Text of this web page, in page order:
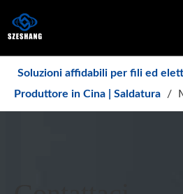
Soluzioni affidabili per fili ed
Produttore in Cina | Saldatura
/